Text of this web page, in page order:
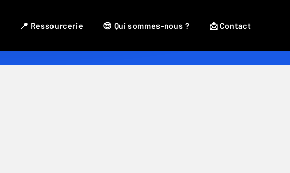
📍 Ressourcerie 😎 Qui sommes-nous ? 📩 Contact